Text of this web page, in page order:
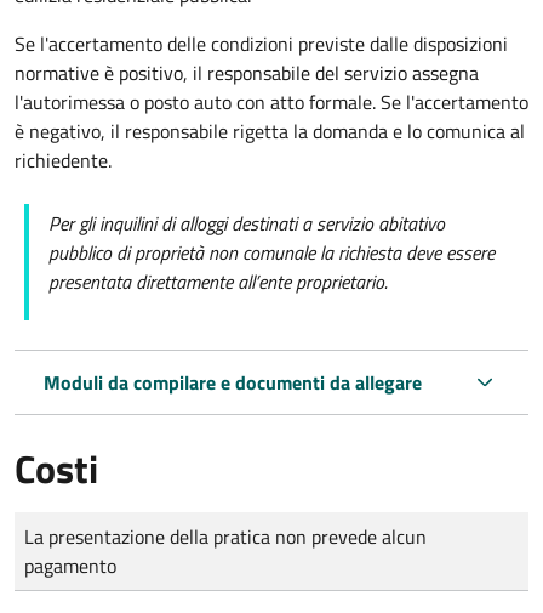
Se l'accertamento delle condizioni previste dalle disposizioni
normative è positivo, il responsabile del servizio assegna
l'autorimessa o posto auto con atto formale. Se l'accertamento
è negativo, il responsabile rigetta la domanda e lo comunica al
richiedente.
Per gli inquilini di alloggi destinati a servizio abitativo
pubblico di proprietà non comunale la richiesta deve essere
presentata direttamente all’ente proprietario.
Moduli da compilare e documenti da allegare
Costi
Tipo di pagamento
Importo
La presentazione della pratica non prevede alcun
pagamento